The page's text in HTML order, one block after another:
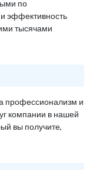
по
эффективность
тысячами
профессионализм и
компании в нашей
вы получите,